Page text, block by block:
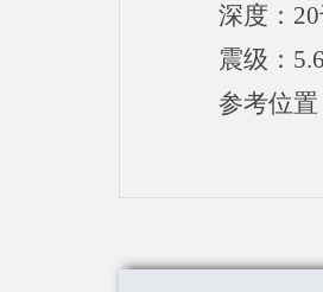
深度：
震级：5.6
参考位